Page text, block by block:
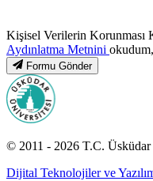
Kişisel Verilerin Korunması
Aydınlatma Metnini
Formu Gönder
© 2011 - 2026 T.C.
Dijital Teknolojiler ve